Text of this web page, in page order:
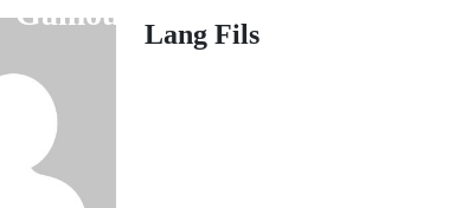
Gamou annuel
Lang Fils